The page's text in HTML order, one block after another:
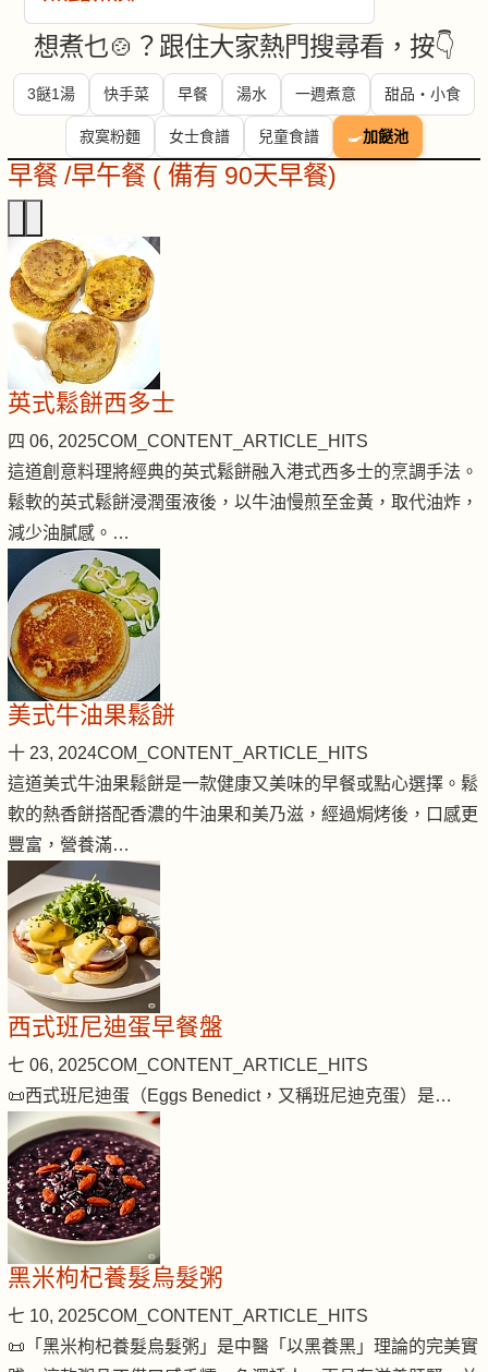
想煮乜🍲？跟住大家熱門搜尋看，按👇
3餸1湯 快手菜 早餐 湯水 一週煮意 甜品・小食
寂寞粉麵 女士食譜 兒童食譜 🍳加餸池
早餐 /早午餐 ( 備有 90天早餐)
英式鬆餅西多士
四 06, 2025COM_CONTENT_ARTICLE_HITS
這道創意料理將經典的英式鬆餅融入港式西多士的烹調手法。
鬆軟的英式鬆餅浸潤蛋液後，以牛油慢煎至金黃，取代油炸，
減少油膩感。…
美式牛油果鬆餅
十 23, 2024COM_CONTENT_ARTICLE_HITS
這道美式牛油果鬆餅是一款健康又美味的早餐或點心選擇。鬆
軟的熱香餅搭配香濃的牛油果和美乃滋，經過焗烤後，口感更
豐富，營養滿…
西式班尼迪蛋早餐盤
七 06, 2025COM_CONTENT_ARTICLE_HITS
📜西式班尼迪蛋（Eggs Benedict，又稱班尼迪克蛋）是…
黑米枸杞養髮烏髮粥
七 10, 2025COM_CONTENT_ARTICLE_HITS
📜「黑米枸杞養髮烏髮粥」是中醫「以黑養黑」理論的完美實